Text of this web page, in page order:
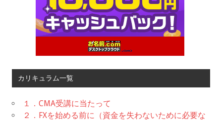
カリキュラム一覧
１．CMA受講に当たって
２．FXを始める前に（資金を失わないために必要な